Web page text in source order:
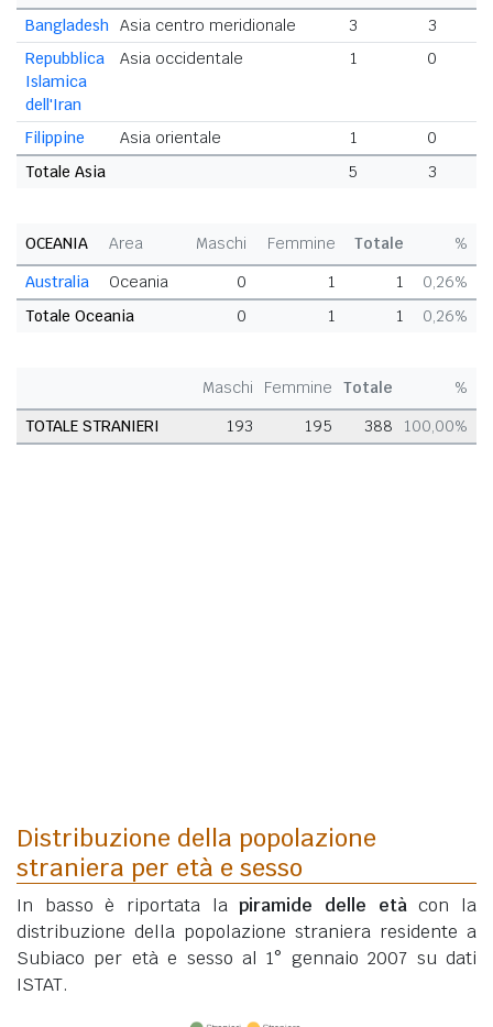
Bangladesh Asia centro meridionale 3 3
Repubblica
Islamica
dell'Iran
Asia occidentale 1 0
Filippine Asia orientale 1 0
Totale Asia
5 3
OCEANIA Area Maschi Femmine Totale
%
Australia
Oceania 0 1 1
0,26%
Totale Oceania
0 1 1 0,26%
Maschi Femmine Totale
%
TOTALE STRANIERI
193 195 388 100,00%
Distribuzione della popolazione
straniera per età e sesso
In basso è riportata lapiramide delle etàcon la
distribuzione della popolazione straniera residente a
Subiaco per età e sesso al 1° gennaio 2007 su dati
ISTAT.